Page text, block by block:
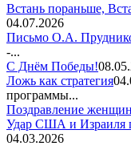
Встань пораньше,
04.07.2026
Письмо О.А.
-...
С Днём Победы!
Ложь как стратегия
программы...
Поздравление
Удар США и Израиля
04.03.2026